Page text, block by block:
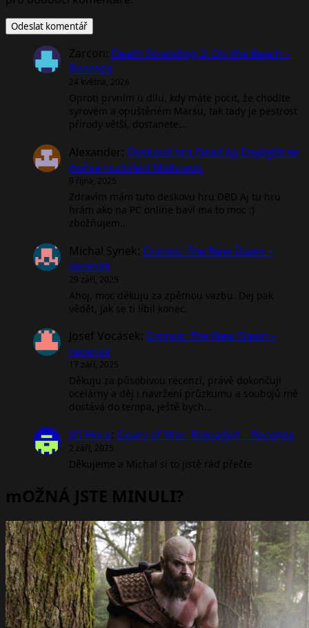
Zarcon: Death Stranding 2: On the Beach –
Recenze
24 května, 2026
Oproti prvním u dílu, kdy máte pocit, že chodíte
syrovém a opuštěném Marsu, tak tady je pestrost
přírody větší, dostanete…
Alexander: Desková hra Dead by Daylight se
dočká rozšíření Malicious
9 října, 2025
Zdravím mám tuto deskovu hru DBD Aj tu hru
hrám ako na PC online baví ma to moc :)
zbožňujem…
Michal Synek: Cronos: The New Dawn –
recenze
29 září, 2025
Ahoj, moc děkuju za zpětnou vazbu. Dej pak
vědět, jak se ti líbil konec.
Josef Vocásek: Cronos: The New Dawn –
recenze
17 září, 2025
Děkuju za působivou recenzí, právě dokončuji
ocelárny a děj i navržení průzkumu a soubojů mě
dostává do tempa, ještě bych…
Jiří Hora: Gears of War: Reloaded – Recenze
2 září, 2025
Děkujeme a Michal si to jistě rád přečte
mOŽNÁ JSTE MINULI?